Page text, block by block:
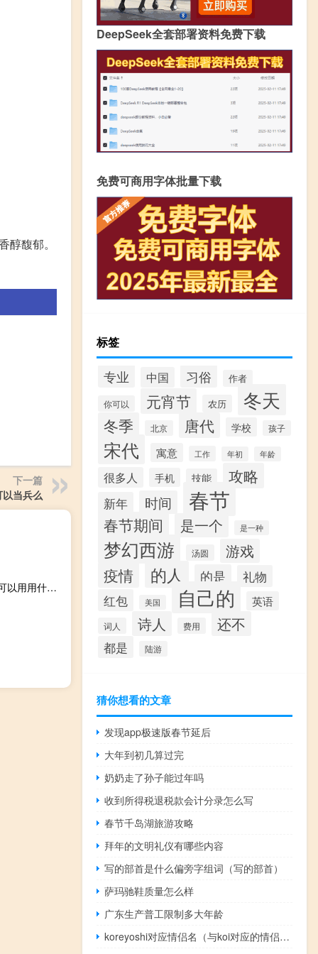
馥郁。
下一篇
当兵么
别叫我达芬奇1分17秒是什么意思，这种高级表白方式你也可以用用什么梗
DeepSeek全套部署资料免费下载
免费可商用字体批量下载
标签
专业 中国 习俗 作者
你可以 元宵节 农历 冬天
冬季 北京 唐代 学校 孩子
宋代 寓意 工作 年初 年龄
很多人 手机 技能 攻略
新年 时间 春节
春节期间 是一个 是一种
梦幻西游 汤圆 游戏
疫情 的人 的是
礼物
红包
美国 自己的 英语
词人 诗人 费用 还不
都是 陆游
猜你想看的文章
发现app极速版春节延后
大年到初几算过完
奶奶走了孙子能过年吗
收到所得税退税款会计分录怎么写
春节千岛湖旅游攻略
拜年的文明礼仪有哪些内容
写的部首是什么偏旁字组词（写的部首）
萨玛驰鞋质量怎么样
广东生产普工限制多大年龄
koreyoshi对应情侣名（与koi对应的情侣网名）